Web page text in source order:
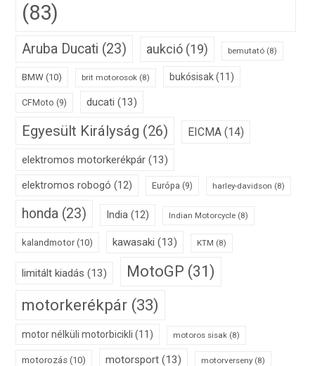
(83)
Aruba Ducati (23) aukció (19) bemutató (8)
BMW (10) brit motorosok (8) bukósisak(11)
CFMoto (9) ducati (13)
Egyesült Királyság (26) EICMA (14)
elektromos motorkerékpár (13)
elektromos robogó (12) Európa (9) harley-davidson (8)
honda (23) India (12) Indian Motorcycle (8)
kalandmotor(10) kawasaki (13) KTM (8)
limitált kiadás (13) MotoGP (31)
motorkerékpár (33)
motor nélküli motorbicikli (11) motoros sisak (8)
motorozás (10) motorsport (13) motorverseny(8)